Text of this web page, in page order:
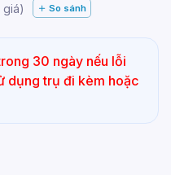
giá) So sánh
30 ngày nếu lỗi
dụng trụ đi kèm hoặc